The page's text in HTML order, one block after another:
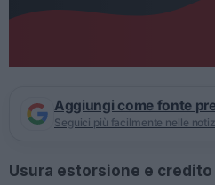
Aggiungi come fonte
Seguici più facilmente nelle
Usura estorsione e